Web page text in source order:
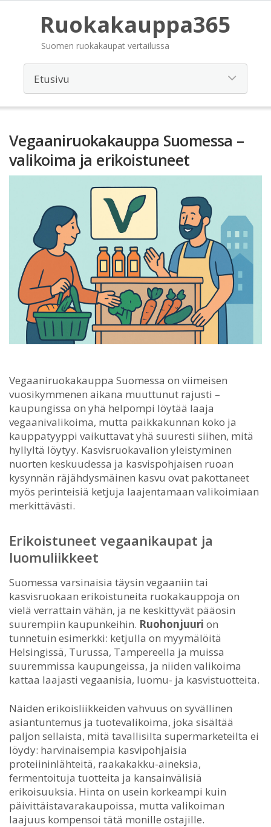
Ruokakauppa365
Suomen ruokakaupat vertailussa
Vegaaniruokakauppa Suomessa –
valikoima ja erikoistuneet
Vegaaniruokakauppa Suomessa on viimeisen
vuosikymmenen aikana muuttunut rajusti –
kaupungissa on yhä helpompi löytää laaja
vegaanivalikoima, mutta paikkakunnan koko ja
kauppatyyppi vaikuttavat yhä suuresti siihen, mitä
hyllyltä löytyy. Kasvisruokavalion yleistyminen
nuorten keskuudessa ja kasvispohjaisen ruoan
kysynnän räjähdysmäinen kasvu ovat pakottaneet
myös perinteisiä ketjuja laajentamaan valikoimiaan
merkittävästi.
Erikoistuneet vegaanikaupat ja
luomuliikkeet
Suomessa varsinaisia täysin vegaaniin tai
kasvisruokaan erikoistuneita ruokakauppoja on
vielä verrattain vähän, ja ne keskittyvät pääosin
suurempiin kaupunkeihin. Ruohonjuuri on
tunnetuin esimerkki: ketjulla on myymälöitä
Helsingissä, Turussa, Tampereella ja muissa
suuremmissa kaupungeissa, ja niiden valikoima
kattaa laajasti vegaanisia, luomu- ja kasvistuotteita.
Näiden erikoisliikkeiden vahvuus on syvällinen
asiantuntemus ja tuotevalikoima, joka sisältää
paljon sellaista, mitä tavallisilta supermarketeilta ei
löydy: harvinaisempia kasvipohjaisia
proteiininlähteitä, raakakakku-aineksia,
fermentoituja tuotteita ja kansainvälisiä
erikoisuuksia. Hinta on usein korkeampi kuin
päivittäistavarakaupoissa, mutta valikoiman
laajuus kompensoi tätä monille ostajille.